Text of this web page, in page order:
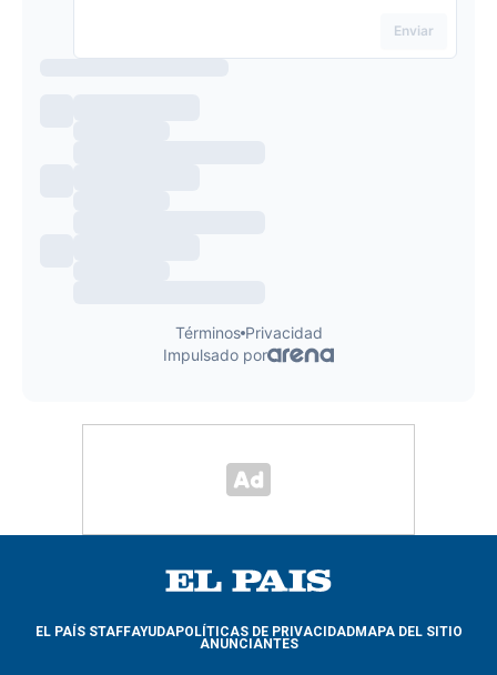
EL PAÍS STAFFAYUDAPOLÍTICAS DE PRIVACIDADMAPA DEL SITIO
ANUNCIANTES